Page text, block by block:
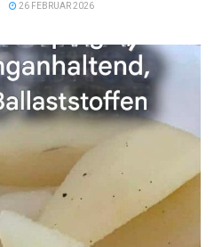
26 FEBRUAR 2026